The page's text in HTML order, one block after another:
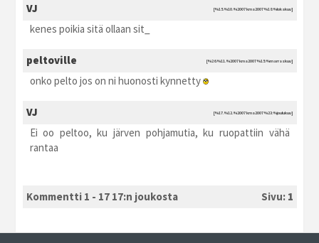
VJ [%15.%10.%2007 kma2007 %18:%lokakuu]
kenes poikia sitä ollaan sit_
peltoville [%26.%11.%2007 kma2007 %15:%marraskuu]
onko pelto jos on ni huonosti kynnetty
VJ [%17.%12.%2007 kma2007 %23:%joulukuu]
Ei oo peltoo, ku järven pohjamutia, ku ruopattiin vähä
rantaa
Kommentti 1 - 17 17:n joukosta Sivu: 1